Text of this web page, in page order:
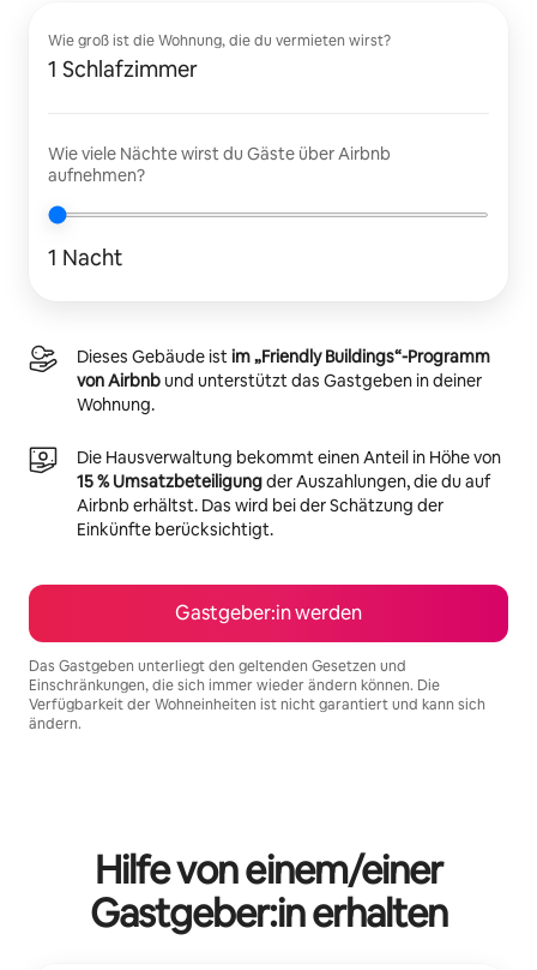
Wie groß ist die Wohnung, die du vermieten wirst?
1 Schlafzimmer
Wie viele Nächte wirst du Gäste über Airbnb
aufnehmen?
1 Nacht
Dieses Gebäude istim „Friendly Buildings“-Programm
von Airbnbund unterstützt das Gastgeben in deiner
Wohnung.
Die Hausverwaltung bekommt einen Anteil in Höhe von
15 % Umsatzbeteiligungder Auszahlungen, die du auf
Airbnb erhältst. Das wird bei der Schätzung der
Einkünfte berücksichtigt.
Gastgeber:in werden
Das Gastgeben unterliegt den geltenden Gesetzen und
Einschränkungen, die sich immer wieder ändern können. Die
Verfügbarkeit der Wohneinheiten ist nicht garantiert und kann sich
ändern.
Hilfe von einem/einer
Gastgeber:in erhalten